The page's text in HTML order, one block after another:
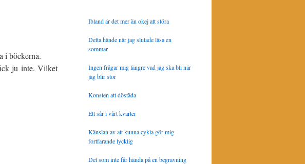
i böckerna.
ju inte. Vilket
Ibland är det mer än okej att störa
Detta hände när jag slutade läsa en
sommar
Ingen frågar mig längre vad jag ska bli när
jag blir stor
Konsten att döstäda
Ett sår i vårt kvarter
Känslan av att kunna cykla gör mig
fortfarande lycklig
Det som inte får hända på en begravning